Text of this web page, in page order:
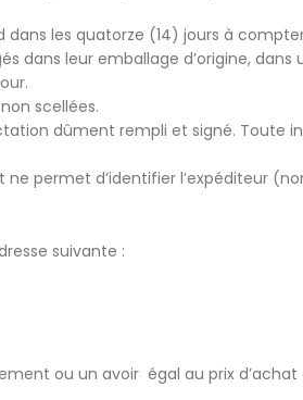
les quatorze (14) jours à
leur emballage d’origine,
scellées.
dûment rempli et signé. Toute
permet d’identifier l’expéditeur
suivante :
ou un avoir égal au prix